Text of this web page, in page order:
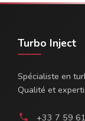
Turbo Inject
Spécialiste en
Qualité et
phone +33 7 59